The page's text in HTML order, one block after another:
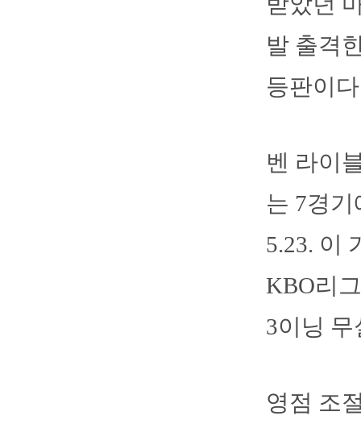
발 출격
등판이
벤 라이
는 7경
5.23. 이
KBO리
3이닝
영점 조